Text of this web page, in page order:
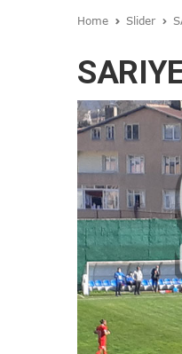
Home Slider